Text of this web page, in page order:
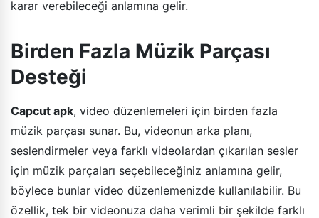
karar verebileceği anlamına gelir.
Birden Fazla Müzik Parçası
Desteği
Capcut apk, video düzenlemeleri için birden fazla
müzik parçası sunar. Bu, videonun arka planı,
seslendirmeler veya farklı videolardan çıkarılan sesler
için müzik parçaları seçebileceğiniz anlamına gelir,
böylece bunlar video düzenlemenizde kullanılabilir. Bu
özellik, tek bir videonuza daha verimli bir şekilde farklı